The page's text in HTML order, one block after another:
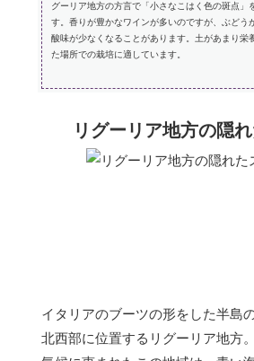
グーリア地方の方言で「小さなこはく色の斑点」
す。香りが豊かなワインが多いのですが、ぶどう
酸味が少なくなることがあります。土があまり栄
た場所での栽培に適しています。
リグーリア地方の隠
イタリアのブーツの形をした半島
北西部に位置するリグーリア地方